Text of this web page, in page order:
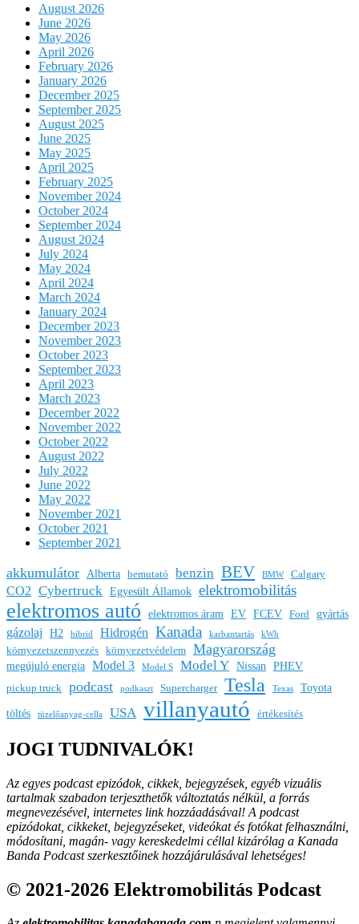
August 2026
June 2026
May 2026
April 2026
February 2026
January 2026
December 2025
September 2025
August 2025
June 2025
May 2025
April 2025
February 2025
November 2024
October 2024
September 2024
August 2024
July 2024
May 2024
April 2024
March 2024
January 2024
December 2023
November 2023
October 2023
September 2023
April 2023
March 2023
December 2022
November 2022
October 2022
August 2022
July 2022
June 2022
May 2022
November 2021
October 2021
September 2021
akkumulátor Alberta bemutató benzin BEV BMW Calgary
CO2 Cybertruck Egyesült Államok elektromobilitás
elektromos autó elektromos áram EV FCEV Ford gyártás
gázolaj H2 hibrid Hidrogén Kanada karbantartás kWh
környezetszennyezés környezetvédelem Magyarország
megújuló energia Model 3 Model S Model Y Nissan PHEV
pickup truck podcast podkaszt Supercharger Tesla Texas
Toyota
töltés
tüzelőanyag-cella USA villanyautó értékesítés
JOGI TUDNIVALÓK!
Az egyes podcast epizódok, cikkek, bejegyzések, egyéb vizuális
tartalmak szabadon terjeszthetők változtatás nélkül, a forrás
megnevezésével, internetes link hozzáadásával! A podcast
epizódokat, cikkeket, bejegyzéseket, videókat és fotókat felhasználni,
módosítani, magán- vagy kereskedelmi céllal kizárólag a Kanada
Banda Podcast szerkesztőinek hozzájárulásával lehetséges!
© 2021-2026 Elektromobilitás Podcast